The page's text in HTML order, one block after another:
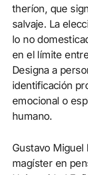
theríon, que
salvaje. La
lo no
en el límite
Designa a
identificación
emocional o
humano.
Gustavo Miguel
magíster en